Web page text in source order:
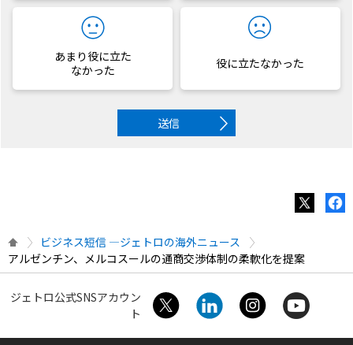
あまり役に立た
なかった
役に立たなかった
送信
ビジネス短信 ―ジェトロの海外ニュース
アルゼンチン、メルコスールの通商交渉体制の柔軟化を提案
ジェトロ公式SNSアカウン
ト